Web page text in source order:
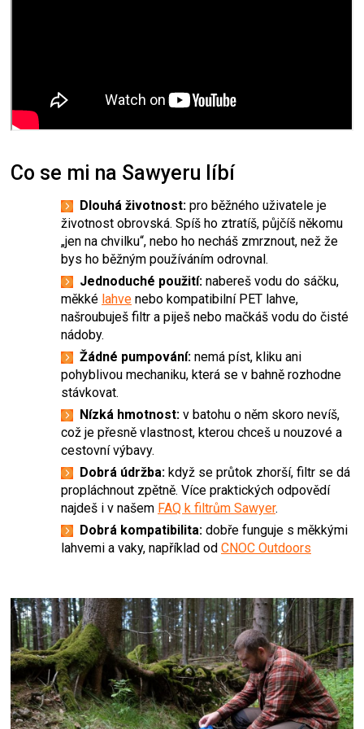
Co se mi na Sawyeru líbí
Dlouhá životnost: pro běžného uživatele je
životnost obrovská. Spíš ho ztratíš, půjčíš někomu
„jen na chvilku“, nebo ho necháš zmrznout, než že
bys ho běžným používáním odrovnal.
Jednoduché použití: nabereš vodu do sáčku,
měkké lahve nebo kompatibilní PET lahve,
našroubuješ filtr a piješ nebo mačkáš vodu do čisté
nádoby.
Žádné pumpování: nemá píst, kliku ani
pohyblivou mechaniku, která se v bahně rozhodne
stávkovat.
Nízká hmotnost: v batohu o něm skoro nevíš,
což je přesně vlastnost, kterou chceš u nouzové a
cestovní výbavy.
Dobrá údržba: když se průtok zhorší, filtr se dá
propláchnout zpětně. Více praktických odpovědí
najdeš i v našem FAQ k filtrům Sawyer.
Dobrá kompatibilita: dobře funguje s měkkými
lahvemi a vaky, například od CNOC Outdoors